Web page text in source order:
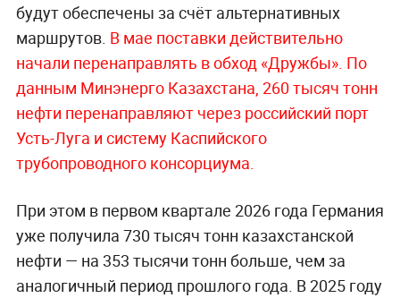
будут обеспечены за счёт альтернативных
маршрутов. В мае поставки действительно
начали перенаправлять в обход «Дружбы». По
данным Минэнерго Казахстана, 260 тысяч тонн
нефти перенаправляют через российский порт
Усть-Луга и систему Каспийского
трубопроводного консорциума.
При этом в первом квартале 2026 года Германия
уже получила 730 тысяч тонн казахстанской
нефти — на 353 тысячи тонн больше, чем за
аналогичный период прошлого года. В 2025 году